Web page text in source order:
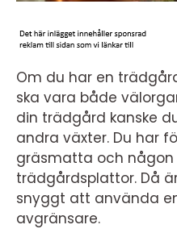
Om du har en
ska vara både
din trädgård kanske
andra växter. Du har
gräsmatta och
trädgårdsplattor. Då
snyggt att använda
avgränsare.